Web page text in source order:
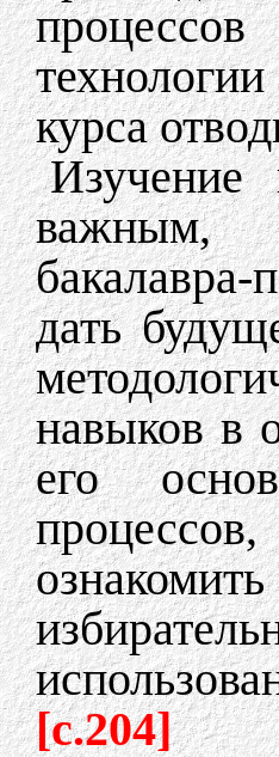
курса
Изучение
важным,
дать
навыков в
его
[c.204]